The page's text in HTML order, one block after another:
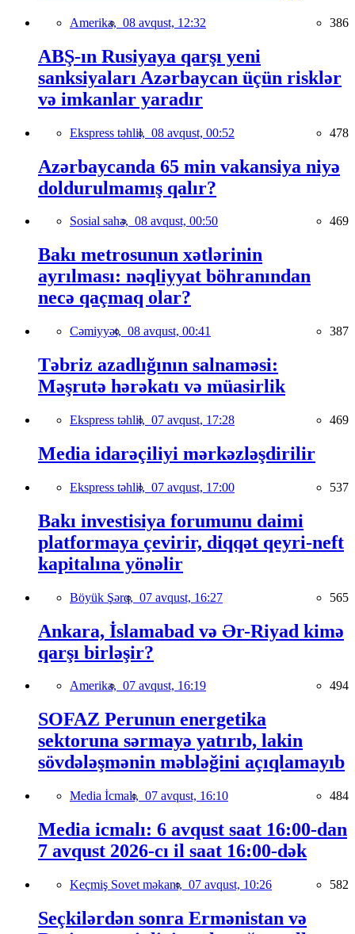
Amerika, 08 avqust, 12:32 386
ABŞ-ın Rusiyaya qarşı yeni
sanksiyaları Azərbaycan üçün risklər
və imkanlar yaradır
Ekspress təhlil, 08 avqust, 00:52 478
Azərbaycanda 65 min vakansiya niyə
doldurulmamış qalır?
Sosial sahə, 08 avqust, 00:50 469
Bakı metrosunun xətlərinin
ayrılması: nəqliyyat böhranından
necə qaçmaq olar?
Cəmiyyət, 08 avqust, 00:41 387
Təbriz azadlığının salnaməsi:
Məşrutə hərəkatı və müasirlik
Ekspress təhlil, 07 avqust, 17:28 469
Media idarəçiliyi mərkəzləşdirilir
Ekspress təhlil, 07 avqust, 17:00 537
Bakı investisiya forumunu daimi
platformaya çevirir, diqqət qeyri-neft
kapitalına yönəlir
Böyük Şərq, 07 avqust, 16:27 565
Ankara, İslamabad və Ər-Riyad kimə
qarşı birləşir?
Amerika, 07 avqust, 16:19 494
SOFAZ Perunun energetika
sektoruna sərmayə yatırıb, lakin
sövdələşmənin məbləğini açıqlamayıb
Media İcmalı, 07 avqust, 16:10 484
Media icmalı: 6 avqust saat 16:00-dan
7 avqust 2026-cı il saat 16:00-dək
Keçmiş Sovet məkanı, 07 avqust, 10:26 582
Seçkilərdən sonra Ermənistan və